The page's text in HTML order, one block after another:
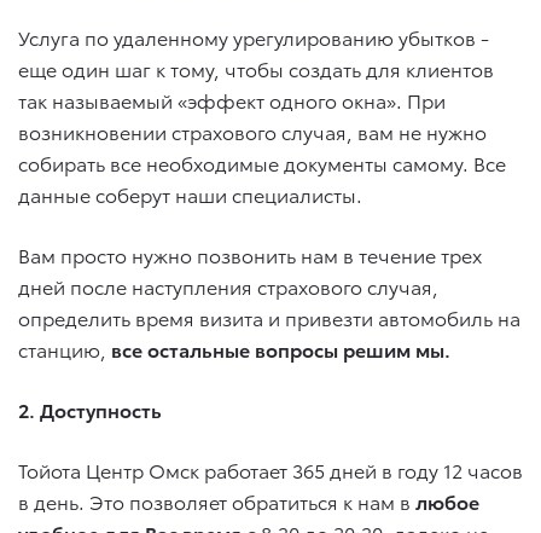
Услуга по удаленному урегулированию убытков -
еще один шаг к тому, чтобы создать для клиентов
так называемый «эффект одного окна». При
возникновении страхового случая, вам не нужно
собирать все необходимые документы самому. Все
данные соберут наши специалисты.
Вам просто нужно позвонить нам в течение трех
дней после наступления страхового случая,
определить время визита и привезти автомобиль на
станцию, все остальные вопросы решим мы.
2. Доступность
Тойота Центр Омск работает 365 дней в году 12 часов
в день. Это позволяет обратиться к нам в любое